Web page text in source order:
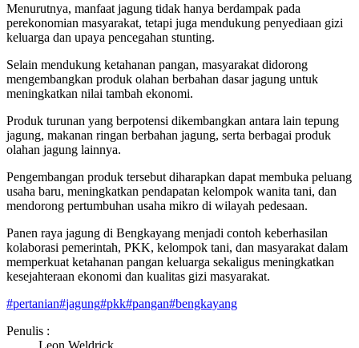
Menurutnya, manfaat jagung tidak hanya berdampak pada
perekonomian masyarakat, tetapi juga mendukung penyediaan gizi
keluarga dan upaya pencegahan stunting.
Selain mendukung ketahanan pangan, masyarakat didorong
mengembangkan produk olahan berbahan dasar jagung untuk
meningkatkan nilai tambah ekonomi.
Produk turunan yang berpotensi dikembangkan antara lain tepung
jagung, makanan ringan berbahan jagung, serta berbagai produk
olahan jagung lainnya.
Pengembangan produk tersebut diharapkan dapat membuka peluang
usaha baru, meningkatkan pendapatan kelompok wanita tani, dan
mendorong pertumbuhan usaha mikro di wilayah pedesaan.
Panen raya jagung di Bengkayang menjadi contoh keberhasilan
kolaborasi pemerintah, PKK, kelompok tani, dan masyarakat dalam
memperkuat ketahanan pangan keluarga sekaligus meningkatkan
kesejahteraan ekonomi dan kualitas gizi masyarakat.
#pertanian#jagung#pkk#pangan#bengkayang
Penulis :
Leon Weldrick